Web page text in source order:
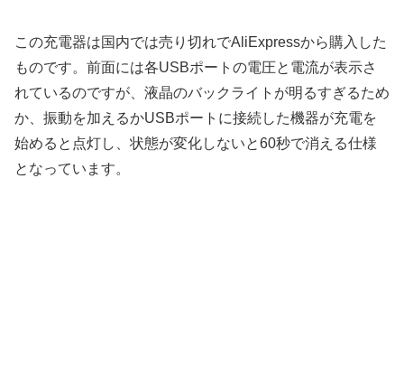
この充電器は国内では売り切れでAliExpressから購入した
ものです。前面には各USBポートの電圧と電流が表示さ
れているのですが、液晶のバックライトが明るすぎるため
か、振動を加えるかUSBポートに接続した機器が充電を
始めると点灯し、状態が変化しないと60秒で消える仕様
となっています。